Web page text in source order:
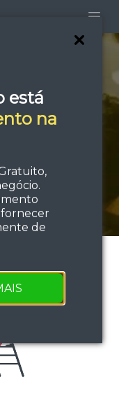
está
na
fornecer
de
e